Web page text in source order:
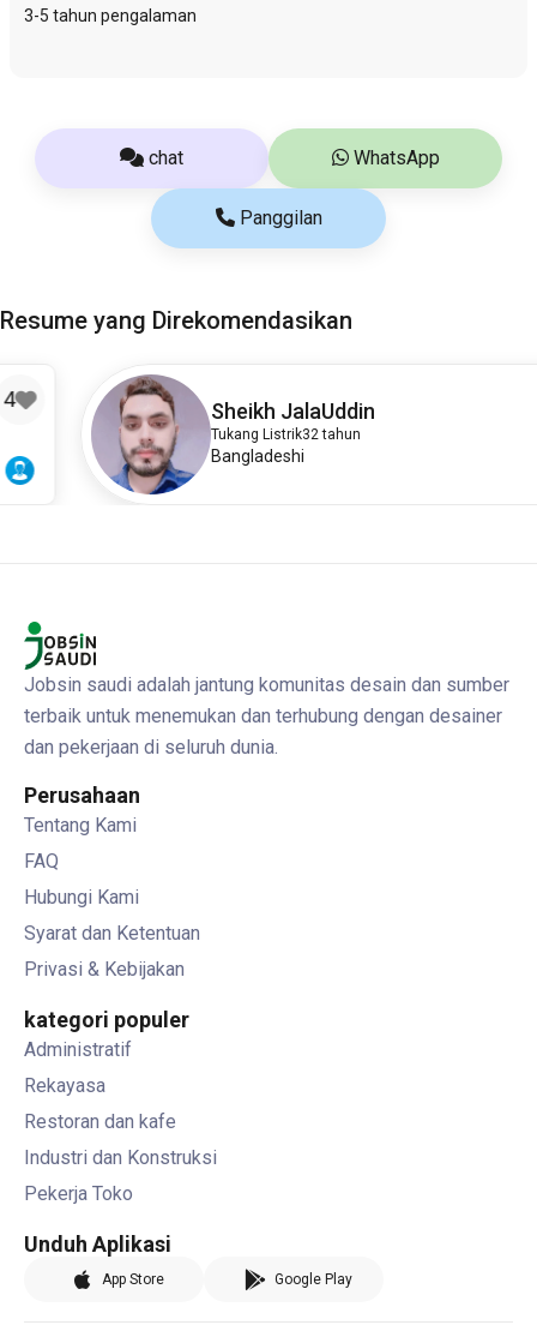
3-5 tahun pengalaman
chat WhatsApp
Panggilan
Resume yang Direkomendasikan
Sheikh JalaUddin
Tukang Listrik32 tahun
Bangladeshi
Jobsin saudi adalah jantung komunitas desain dan sumber
terbaik untuk menemukan dan terhubung dengan desainer
dan pekerjaan di seluruh dunia.
Perusahaan
Tentang Kami
FAQ
Hubungi Kami
Syarat dan Ketentuan
Privasi & Kebijakan
kategori populer
Administratif
Rekayasa
Restoran dan kafe
Industri dan Konstruksi
Pekerja Toko
Unduh Aplikasi
App Store Google Play